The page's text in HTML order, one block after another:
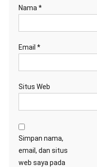
Nama *
Email *
Situs Web
Simpan nama,
email, dan situs
web saya pada